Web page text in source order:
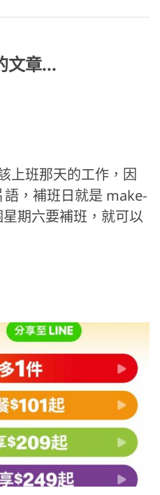
n
文章...
上班那天的工作，因
，補班日就是 make-
期六要補班，就可以